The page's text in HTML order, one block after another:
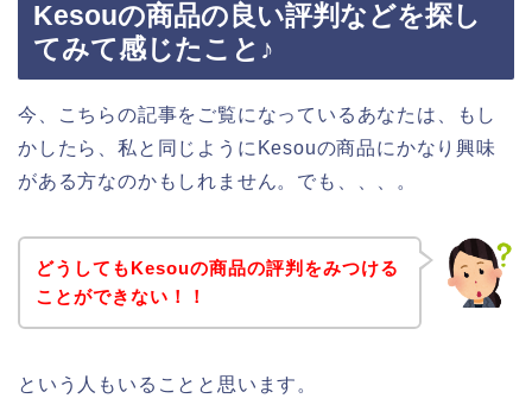
Kesouの商品の良い評判などを探し
てみて感じたこと♪
今、こちらの記事をご覧になっているあなたは、もし
かしたら、私と同じようにKesouの商品にかなり興味
がある方なのかもしれません。でも、、、。
どうしてもKesouの商品の評判をみつける
ことができない！！
という人もいることと思います。